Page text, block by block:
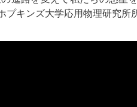
キンズ大学応用物理研究所